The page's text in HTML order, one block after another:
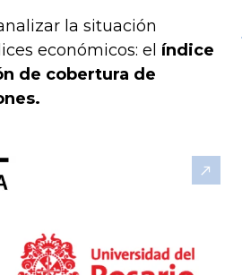
la situación
económicos: el índice
de cobertura de